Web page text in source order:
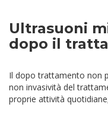
Ultrasuoni
dopo il
Il dopo trattamento non
non invasività del
proprie attività